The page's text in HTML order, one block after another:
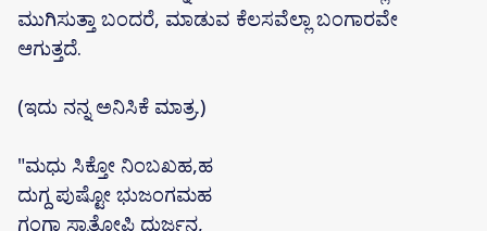
ಮುಗಿಸುತ್ತಾ ಬಂದರೆ, ಮಾಡುವ ಕೆಲಸವೆಲ್ಲಾ ಬಂಗಾರವೇ
ಆಗುತ್ತದೆ.
(ಇದು ನನ್ನ ಅನಿಸಿಕೆ ಮಾತ್ರ.)
"ಮಧು ಸಿಕ್ತೋ ನಿಂಬಖಹ,ಹ
ದುಗ್ದ ಪುಷ್ಟೋ ಭುಜಂಗಮಹ
ಗಂಗಾ ಸ್ನಾತೋಪಿ ದುರ್ಜನ,